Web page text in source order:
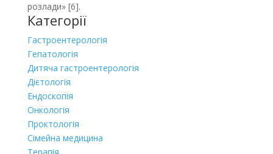
розлади» [6].
Категорії
Гастроентерологія
Гепатологія
Дитяча гастроентерологія
Дієтологія
Ендоскопія
Онкологія
Проктологія
Сімейна медицина